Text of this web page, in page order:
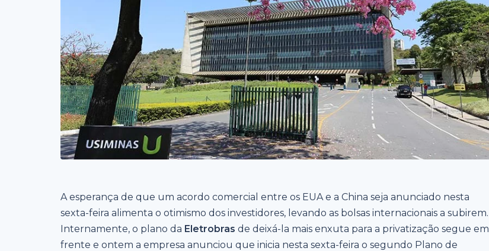
A esperança de que um acordo comercial entre os EUA e a China seja anunciado nesta
sexta-feira alimenta o otimismo dos investidores, levando as bolsas internacionais a subirem.
Internamente, o plano da Eletrobras de deixá-la mais enxuta para a privatização segue em
frente e ontem a empresa anunciou que inicia nesta sexta-feira o segundo Plano de